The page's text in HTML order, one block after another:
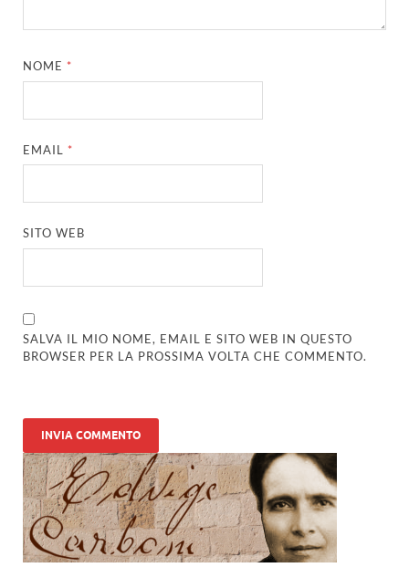
NOME *
EMAIL *
SITO WEB
SALVA IL MIO NOME, EMAIL E SITO WEB IN QUESTO
BROWSER PER LA PROSSIMA VOLTA CHE COMMENTO.